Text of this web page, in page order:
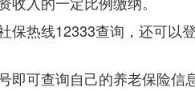
热线12333查询，还可以
可查询自己的养老保险